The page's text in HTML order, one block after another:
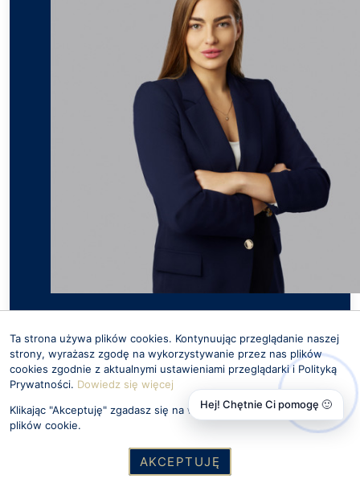
Doradca ds. nieruchomości
663 181 429
malgorzata@openestate.pl
Profil Agenta
Ta strona używa plików cookies. Kontynuując przeglądanie naszej
strony, wyrażasz zgodę na wykorzystywanie przez nas plików
cookies zgodnie z aktualnymi ustawieniami przeglądarki i Polityką
Prywatności. Dowiedz się więcej
Klikając "Akceptuję" zgadasz się na wykorzystywanie przez nas
plików cookie.
AKCEPTUJĘ
Hej! Chętnie Ci pomogę 🙂